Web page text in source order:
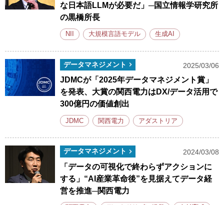
な日本語LLMが必要だ」─国立情報学研究所
の黒橋所長
NII 大規模言語モデル 生成AI
データマネジメント 2025/03/06
JDMCが「2025年データマネジメント賞」
を発表、大賞の関西電力はDX/データ活用で
300億円の価値創出
JDMC 関西電力 アダストリア
データマネジメント 2024/03/08
「データの可視化で終わらずアクションに
する」“AI産業革命後”を見据えてデータ経
営を推進─関西電力